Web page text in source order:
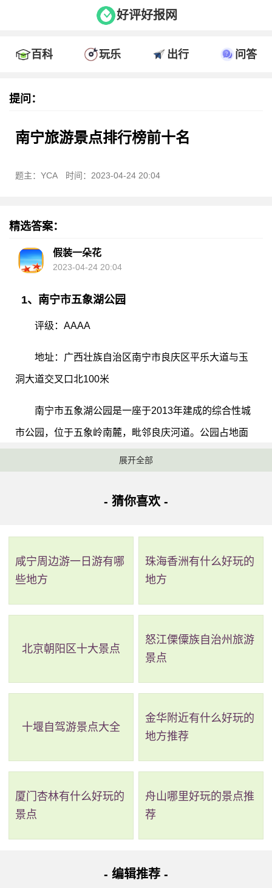
好评好报网
百科 玩乐 出行 问答
提问：
南宁旅游景点排行榜前十名
题主：YCA 时间：2023-04-24 20:04
精选答案：
假装一朵花
2023-04-24 20:04
1、南宁市五象湖公园
评级：AAAA
地址：广西壮族自治区南宁市良庆区平乐大道与玉
洞大道交叉口北100米
南宁市五象湖公园是一座于2013年建成的综合性城
市公园，位于五象岭南麓，毗邻良庆河道。公园占地面
积约122公顷，其中水域面积58公顷，陆域面积64公
象、桂象”五个相连的湖泊组成，以突出水的文章、丰富
塔、七座景观桥等标志性建筑物和“塔影烟岚”、“黄石飞
瀑”等著名景点。此外，公园还设有多个花坛、雕塑广场
和儿童游乐区等设施，可供市民和游客进行休闲娱乐。
2、南宁市华南城景区
号华南城4号广场F1
大道56号，是一个面积庞大、投资巨大的综合性商业项
目。项目规划总建筑面积达488万平方米，总投资额超过
120亿元人民币，由华南城控股有限公司投资建设。南宁
华南城是一个集建材家居、纺织皮革、电子电器、化工
一体的商业项目。它涵盖了数千个产品门类及相关产品
展开全部
- 猜你喜欢 -
咸宁周边游一日游有哪
些地方
珠海香洲有什么好玩的
地方
北京朝阳区十大景点
怒江傈僳族自治州旅游
景点
十堰自驾游景点大全
金华附近有什么好玩的
地方推荐
厦门杏林有什么好玩的
景点
舟山哪里好玩的景点推
荐
- 编辑推荐 -